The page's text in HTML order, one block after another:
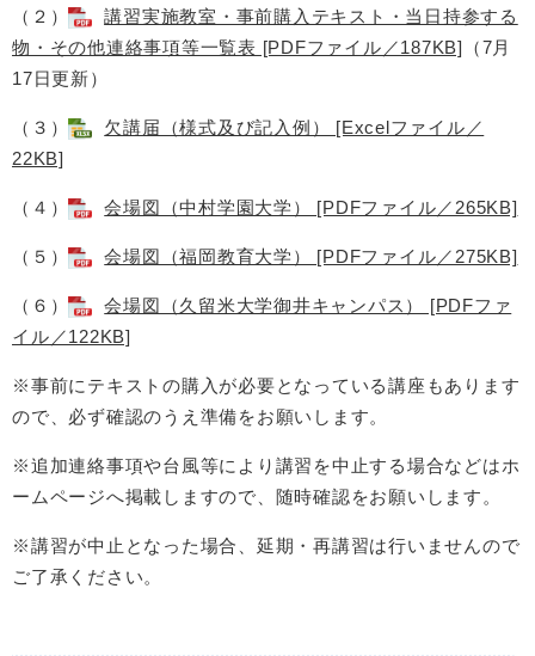
（２）
講習実施教室・事前購入テキスト・当日持参する
物・その他連絡事項等一覧表 [PDFファイル／187KB]
（7月
17日更新）
（３）
欠講届（様式及び記入例） [Excelファイル／
22KB]
（４） 会場図（中村学園大学） [PDFファイル／265KB]
（５） 会場図（福岡教育大学） [PDFファイル／275KB]
（６）
会場図（久留米大学御井キャンパス） [PDFファ
イル／122KB]
※事前にテキストの購入が必要となっている講座もあります
ので、必ず確認のうえ準備をお願いします。
※追加連絡事項や台風等により講習を中止する場合などはホ
ームページへ掲載しますので、随時確認をお願いします。
※講習が中止となった場合、延期・再講習は行いませんので
ご了承ください。